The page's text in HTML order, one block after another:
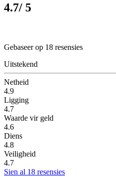
4.7/ 5
Gebaseer op 18 resensies
Uitstekend
Netheid
4.9
Ligging
4.7
Waarde vir geld
4.6
Diens
4.8
Veiligheid
4.7
Sien al 18 resensies